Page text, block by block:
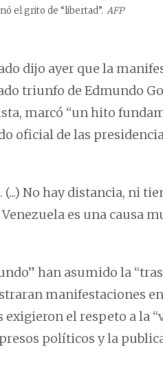
el grito de “libertad”. AFP
dijo ayer que la
triunfo de Edmundo
marcó “un hito
oficial de las
No hay distancia, ni
es una causa
han asumido la
manifestaciones
exigieron el respeto a la
políticos y la